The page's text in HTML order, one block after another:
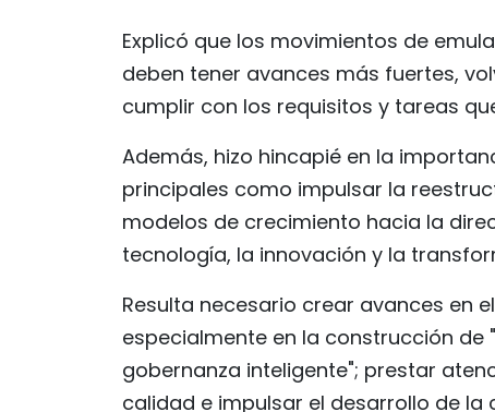
Explicó que los movimientos de
deben tener avances más fuertes,
cumplir con los requisitos y tareas
Además, hizo hincapié en la
principales como impulsar la
modelos de crecimiento hacia la
tecnología, la innovación y la
Resulta necesario crear avances en
especialmente en la construcción
gobernanza inteligente"; prestar
calidad e impulsar el desarrollo de